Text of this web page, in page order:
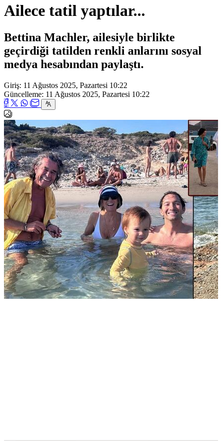
Ailece tatil yaptılar...
Bettina Machler, ailesiyle birlikte
geçirdiği tatilden renkli anlarını sosyal
medya hesabından paylaştı.
Giriş: 11 Ağustos 2025, Pazartesi 10:22
Güncelleme: 11 Ağustos 2025, Pazartesi 10:22